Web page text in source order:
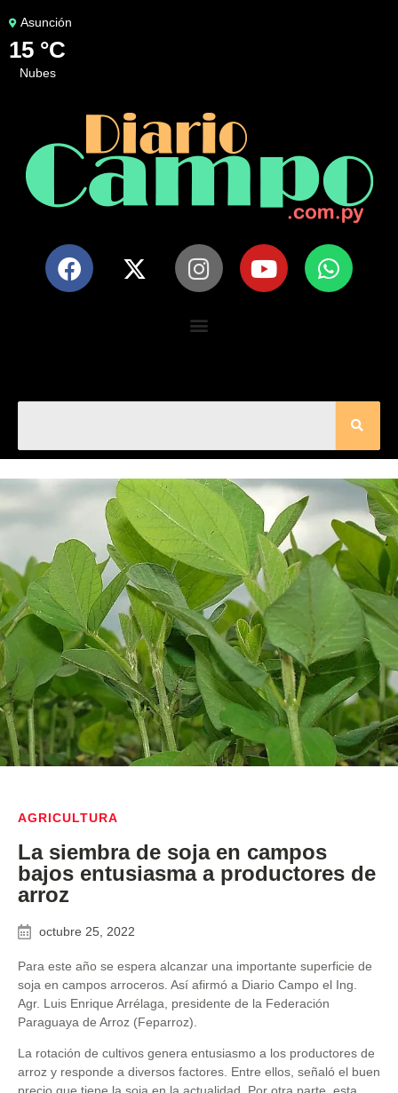
Asunción
15 °C
nubes
AGRICULTURA
La siembra de soja en campos
bajos entusiasma a productores de
arroz
octubre 25, 2022
Para este año se espera alcanzar una importante superficie de
soja en campos arroceros. Así afirmó a Diario Campo el Ing.
Agr. Luis Enrique Arrélaga, presidente de la Federación
Paraguaya de Arroz (Feparroz).
La rotación de cultivos genera entusiasmo a los productores de
arroz y responde a diversos factores. Entre ellos, señaló el buen